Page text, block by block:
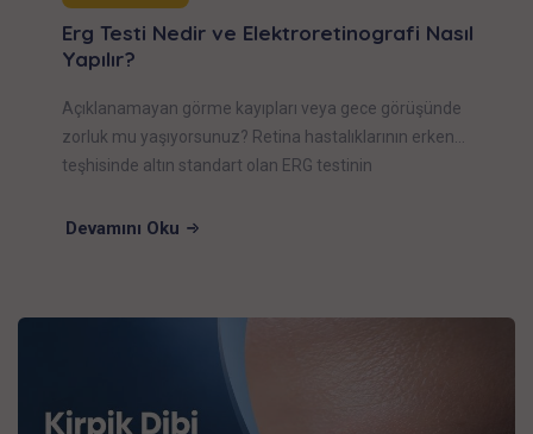
Erg Testi Nedir ve Elektroretinografi Nasıl
Yapılır?
Açıklanamayan görme kayıpları veya gece görüşünde
zorluk mu yaşıyorsunuz? Retina hastalıklarının erken
teşhisinde altın standart olan ERG testinin
hangi durumlarda kritik rol oynadığını uzman hekiml
Devamını Oku